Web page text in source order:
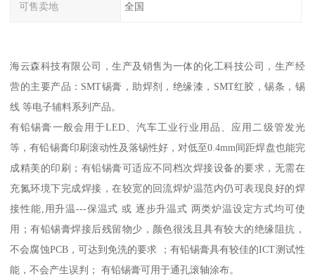
可售卖地 全国
海云森科技有限公司，生产及销售为一体的化工科技公司，生产经
营的主要产品：SMT锡膏，助焊剂，绝缘漆，SMT红胶，锡条，锡
线 等电子辅料系列产品。
有铅锡膏一般会用于LED、汽车工业行业用品、应用二级管发光
等，有铅锡膏印刷滚动性及落锡性好，对低至0.4mm间距焊盘也能完
成精美的印刷；有铅锡膏可适应不同档次焊接设备的要求，无需在
充氮环境下完成焊接，在较宽的回流焊炉温范内仍可表现良好的焊
接性能,用升温---保温式 或 逐步升温式 两类炉温设定方式均可使
用；有铅锡膏焊接后残留物少，颜色很浅且具有较大的绝缘阻抗，
不会腐蚀PCB，可达到免洗的要求 ；有铅锡膏具有较佳的ICT测试性
能，不会产生误判； 有铅锡膏可用于通孔滚轴涂布。